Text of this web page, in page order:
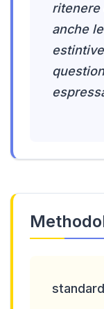
ritenere
anche
standard